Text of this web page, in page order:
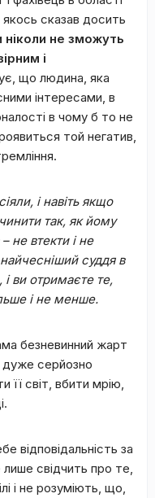
сказав досить
ніколи не зможуть
і
що людина, яка
інтересами, в
в чому б то не
той негатив,
і навіть якщо
так, як йому
не втекти і не
суддя в
і ви отримаєте те,
і не менше.
безневинний жарт
дуже серйозно
її світ, вбити мрію,
відповідальність за
свідчить про те,
і не розуміють, що,